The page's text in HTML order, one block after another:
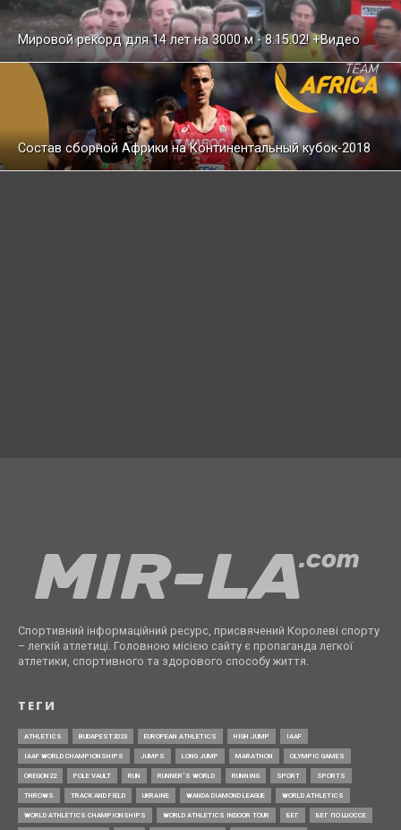
Мировой рекорд для 14 лет на 3000 м - 8:15.02! +Видео
Состав сборной Африки на Континентальный кубок-2018
Спортивний інформаційний ресурс, присвячений Королеві спорту
– легкій атлетиці. Головною місією сайту є пропаганда легкої
атлетики, спортивного та здорового способу життя.
ТЕГИ
ATHLETICS BUDAPEST2023 EUROPEAN ATHLETICS HIGH JUMP IAAF
IAAF WORLD CHAMPIONSHIPS JUMPS LONG JUMP MARATHON OLYMPIC GAMES
OREGON22 POLE VAULT RUN RUNNER’S WORLD RUNNING SPORT SPORTS
THROWS TRACK AND FIELD UKRAINE WANDA DIAMOND LEAGUE WORLD ATHLETICS
WORLD ATHLETICS CHAMPIONSHIPS WORLD ATHLETICS INDOOR TOUR БЕГ БЕГ ПО ШОССЕ